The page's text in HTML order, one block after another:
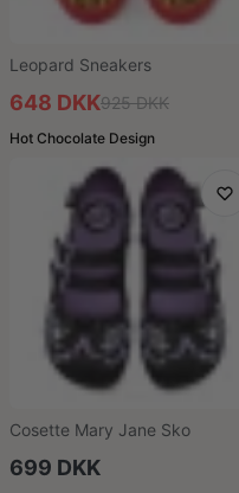
Leopard Sneakers
648 DKK925 DKK
Hot Chocolate Design
Cosette Mary Jane Sko
699 DKK